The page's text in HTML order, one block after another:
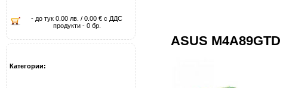
- до тук 0.00 лв. / 0.00 € с ДДС
продукти - 0 бр.
Категории:
ASUS